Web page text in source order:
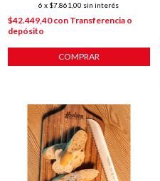
6 x $7.861,00 sin interés
$42.449,40con Transferencia o
depósito
COMPRAR